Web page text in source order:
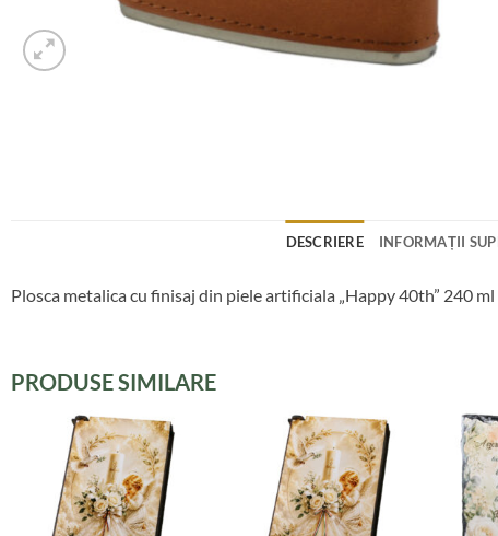
DESCRIERE INFORMAȚII
Plosca metalica cu finisaj din piele artificiala „Happy 40th” 240 ml
PRODUSE SIMILARE